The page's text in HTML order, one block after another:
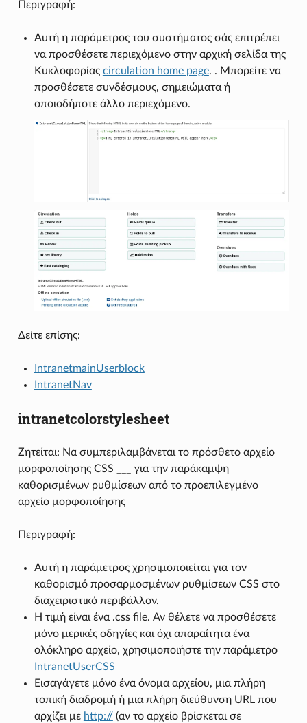
Περιγραφή:
Αυτή η παράμετρος του συστήματος σάς επιτρέπει
να προσθέσετε περιεχόμενο στην αρχική σελίδα της
Κυκλοφορίας circulation home page. . Μπορείτε να
προσθέσετε συνδέσμους, σημειώματα ή
οποιοδήποτε άλλο περιεχόμενο.
Δείτε επίσης:
IntranetmainUserblock
IntranetNav
intranetcolorstylesheet
Ζητείται: Να συμπεριλαμβάνεται το πρόσθετο αρχείο
μορφοποίησης CSS ___ για την παράκαμψη
καθορισμένων ρυθμίσεων από το προεπιλεγμένο
αρχείο μορφοποίησης
Περιγραφή:
Αυτή η παράμετρος χρησιμοποιείται για τον
καθορισμό προσαρμοσμένων ρυθμίσεων CSS στο
διαχειριστικό περιβάλλον.
Η τιμή είναι ένα .css file. Αν θέλετε να προσθέσετε
μόνο μερικές οδηγίες και όχι απαραίτητα ένα
ολόκληρο αρχείο, χρησιμοποιήστε την παράμετρο
IntranetUserCSS
Εισαγάγετε μόνο ένα όνομα αρχείου, μια πλήρη
τοπική διαδρομή ή μια πλήρη διεύθυνση URL που
αρχίζει με http://(αν το αρχείο βρίσκεται σε